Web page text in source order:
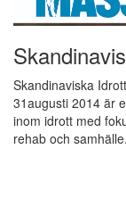
Skandinaviska
31augusti 2014 är
inom idrott med
rehab och samhälle.